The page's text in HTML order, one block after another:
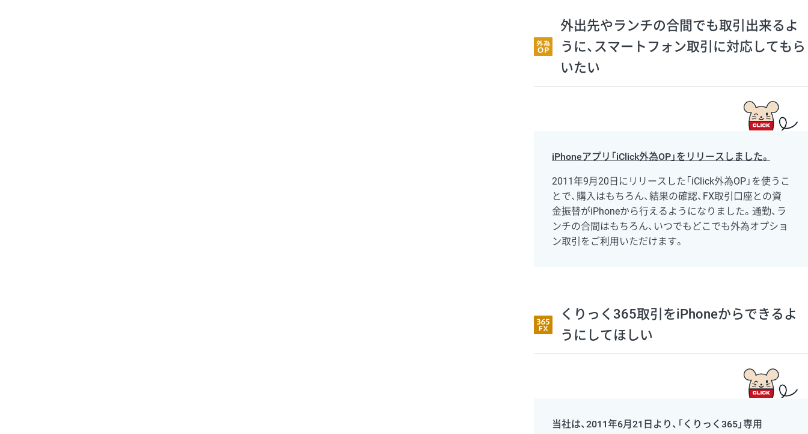
外出先やランチの合間でも取引出来るよ
うに、スマートフォン取引に対応してもら
いたい
iPhoneアプリ「iClick外為OP」をリリースしました。
2011年9月20日にリリースした「iClick外為OP」を使うこ
とで、購入はもちろん、結果の確認、FX取引口座との資
金振替がiPhoneから行えるようになりました。通勤、ラ
ンチの合間はもちろん、いつでもどこでも外為オプショ
ン取引をご利用いただけます。
くりっく365取引をiPhoneからできるよ
うにしてほしい
当社は、2011年6月21日より、「くりっく365」専用